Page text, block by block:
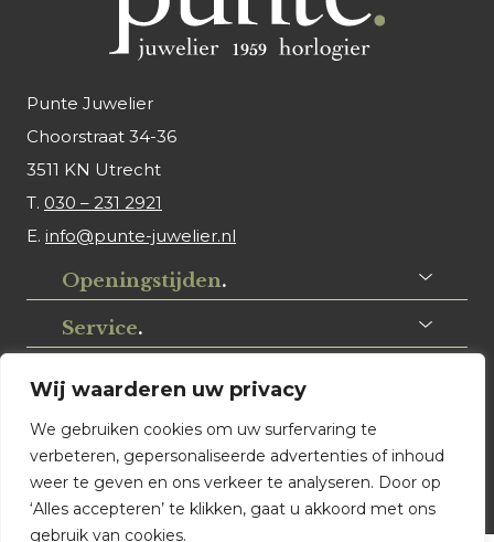
Wij waarderen uw privacy
We gebruiken cookies om uw surfervaring te
verbeteren, gepersonaliseerde advertenties of inhoud
weer te geven en ons verkeer te analyseren. Door op
‘Alles accepteren’ te klikken, gaat u akkoord met ons
gebruik van cookies.
Punte Juwelier
Choorstraat 34-36
3511 KN Utrecht
T. 030 – 231 2921
E. info@punte-juwelier.nl
Openingstijden.
Service.
Volg ons